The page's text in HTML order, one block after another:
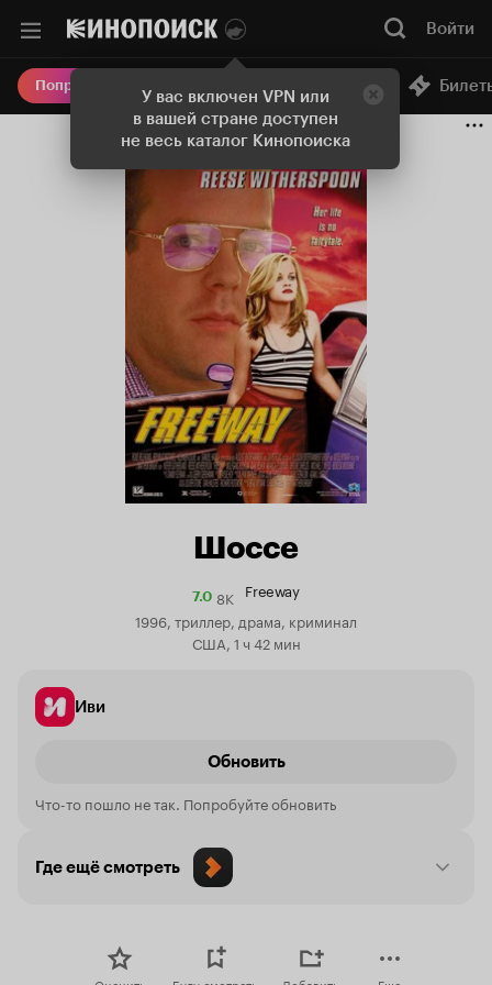
У вас включен VPN или
в вашей стране доступен
не весь каталог Кинопоиска
Войти
Попробовать Плюс Онлайн-кинотеатр
Шоссе
7.0Рейтинг
8K Freeway
1996, триллер, драма, криминал
США, 1 ч 42 мин
Иви
Обновить
Что-то пошло не так. Попробуйте обновить
Где ещё смотреть